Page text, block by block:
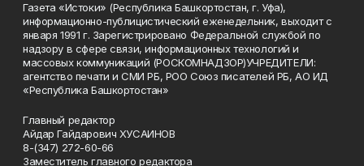
Газета «Истоки» (Республика Башкортостан, г. Уфа),
информационно-публицистический еженедельник, выходит с
января 1991 г. Зарегистрировано Федеральной службой по
надзору в сфере связи, информационных технологий и
массовых коммуникаций (РОСКОМНАДЗОР)УЧРЕДИТЕЛИ:
агентство печати и СМИ РБ, РОО Союз писателей РБ, АО ИД
«Республика Башкортостан»
Главный редактор
Айдар Гайдарович ХУСАИНОВ
8-(347) 272-60-66
Заместитель главного редактора